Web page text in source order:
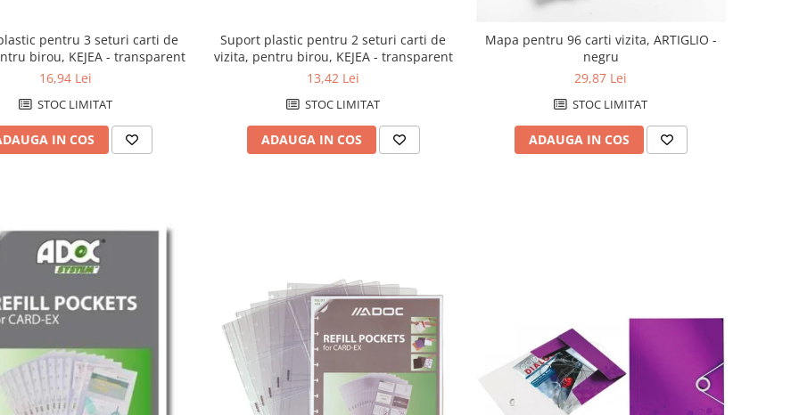
pentru 3 seturi carti de
birou, KEJEA - transparent
16,94 Lei
STOC LIMITAT
IN COS
Suport plastic pentru 2 seturi carti de
vizita, pentru birou, KEJEA - transparent
13,42 Lei
STOC LIMITAT
ADAUGA IN COS
Mapa pentru 96 carti vizita, ARTIGLIO -
negru
29,87 Lei
STOC LIMITAT
ADAUGA IN COS